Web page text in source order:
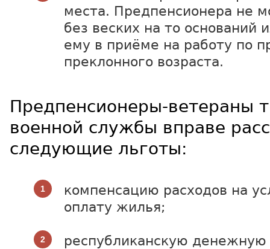
места. Предпенсионера не
без веских на то оснований
ему в приёме на работу по
преклонного возраста.
Предпенсионеры-ветераны
военной службы вправе
следующие льготы:
компенсацию расходов на
оплату жилья;
республиканскую денежную